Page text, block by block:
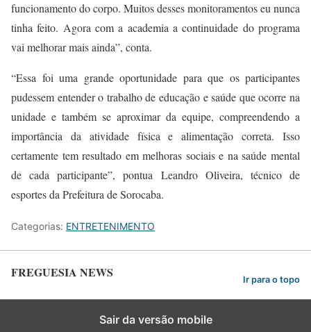
funcionamento do corpo. Muitos desses monitoramentos eu nunca
tinha feito. Agora com a academia a continuidade do programa
vai melhorar mais ainda”, conta.
“Essa foi uma grande oportunidade para que os participantes
pudessem entender o trabalho de educação e saúde que ocorre na
unidade e também se aproximar da equipe, compreendendo a
importância da atividade física e alimentação correta. Isso
certamente tem resultado em melhoras sociais e na saúde mental
de cada participante”, pontua Leandro Oliveira, técnico de
esportes da Prefeitura de Sorocaba.
Categorias: ENTRETENIMENTO
FREGUESIA NEWS Ir para o topo
Sair da versão mobile